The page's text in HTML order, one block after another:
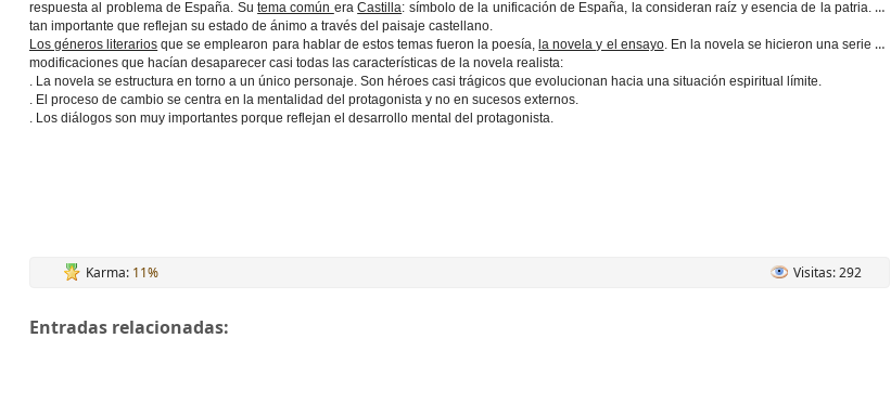
respuesta al problema de España. Sutema común eraCastilla: símbolo de la unificación de España, la consideran raíz y esencia de la patria. Es
tan importante que reflejan su estado de ánimo a través del paisaje castellano.
Los géneros literarios que se emplearon para hablar de estos temas fueron la poesía, la novela y el ensayo. En la novela se hicieron una serie de
modificaciones que hacían desaparecer casi todas las características de la novela realista:
. La novela se estructura en torno a un único personaje. Son héroes casi trágicos que evolucionan hacia una situación espiritual límite.
. El proceso de cambio se centra en la mentalidad del protagonista y no en sucesos externos.
. Los diálogos son muy importantes porque reflejan el desarrollo mental del protagonista.
Karma: 11% Visitas: 292
Entradas relacionadas: